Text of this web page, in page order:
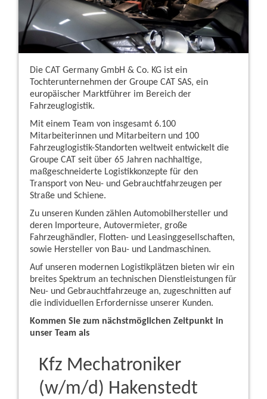
Die CAT Germany GmbH & Co. KG ist ein
Tochterunternehmen der Groupe CAT SAS, ein
europäischer Marktführer im Bereich der
Fahrzeuglogistik.
Mit einem Team von insgesamt 6.100
Mitarbeiterinnen und Mitarbeitern und 100
Fahrzeuglogistik-Standorten weltweit entwickelt die
Groupe CAT seit über 65 Jahren nachhaltige,
maßgeschneiderte Logistikkonzepte für den
Transport von Neu- und Gebrauchtfahrzeugen per
Straße und Schiene.
Zu unseren Kunden zählen Automobilhersteller und
deren Importeure, Autovermieter, große
Fahrzeughändler, Flotten- und Leasinggesellschaften,
sowie Hersteller von Bau- und Landmaschinen.
Auf unseren modernen Logistikplätzen bieten wir ein
breites Spektrum an technischen Dienstleistungen für
Neu- und Gebrauchtfahrzeuge an, zugeschnitten auf
die individuellen Erfordernisse unserer Kunden.
Kommen Sie zum nächstmöglichen Zeitpunkt in
unser Team als
Kfz Mechatroniker
(w/m/d) Hakenstedt